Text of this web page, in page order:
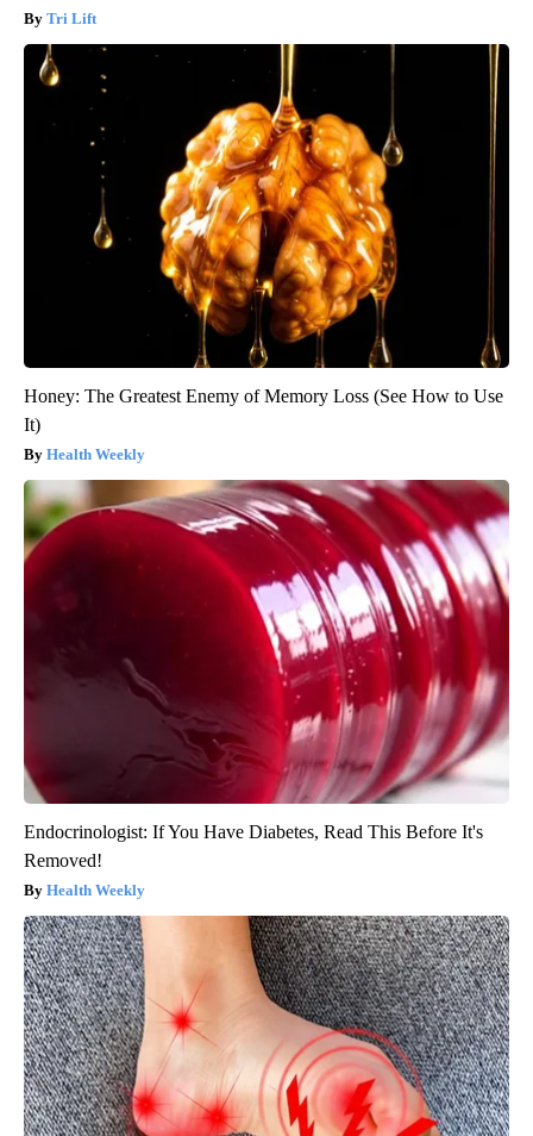
Tri Lift
Honey: The Greatest Enemy of Memory Loss (See How to Use
It)
Health Weekly
Endocrinologist: If You Have Diabetes, Read This Before It's
Removed!
Health Weekly